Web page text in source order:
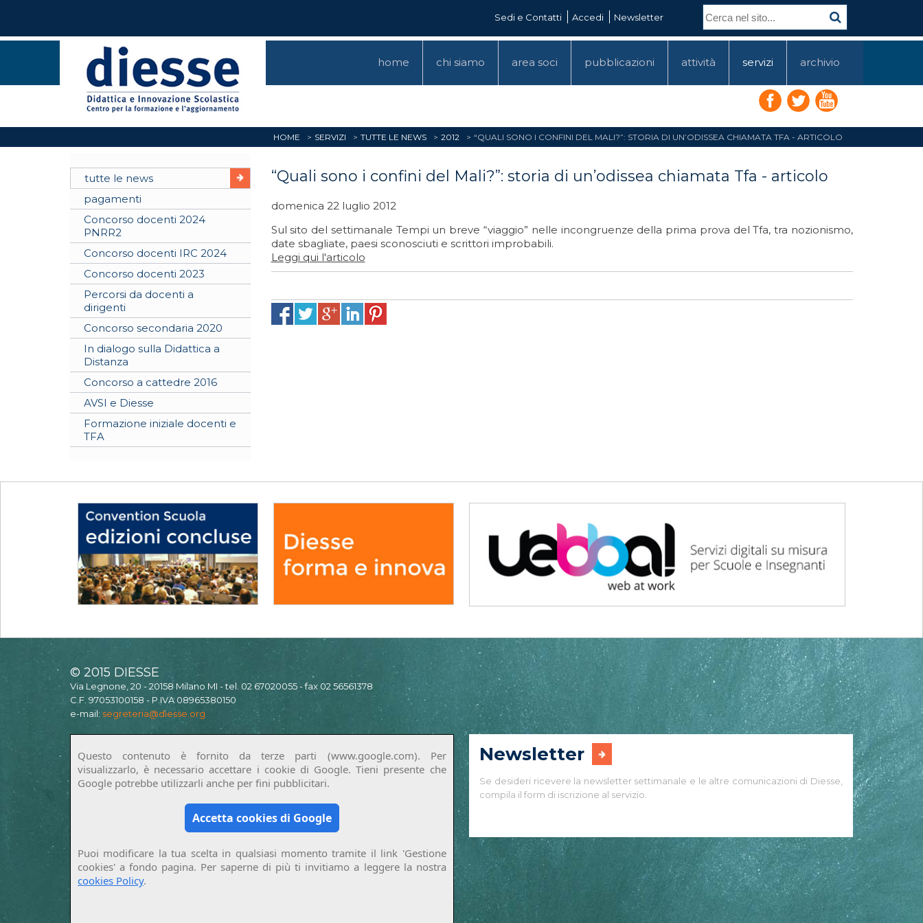
Sedi e Contatti Accedi Newsletter
home chi siamo area soci pubblicazioni attività servizi archivio
HOME SERVIZI TUTTE LE NEWS 2012 “QUALI SONO I CONFINI DEL MALI?”: STORIA DI UN’ODISSEA CHIAMATA TFA - ARTICOLO
tutte le news
pagamenti
Concorso docenti 2024
PNRR2
Concorso docenti IRC 2024
Concorso docenti 2023
Percorsi da docenti a
dirigenti
Concorso secondaria 2020
In dialogo sulla Didattica a
Distanza
Concorso a cattedre 2016
AVSI e Diesse
Formazione iniziale docenti e
TFA
“Quali sono i confini del Mali?”: storia di un’odissea chiamata Tfa - articolo
domenica 22 luglio 2012
Sul sito del settimanale Tempi un breve “viaggio” nelle incongruenze della prima prova del Tfa, tra nozionismo,
date sbagliate, paesi sconosciuti e scrittori improbabili.
Leggi qui l'articolo
© 2015 DIESSE
Via Legnone, 20 - 20158 Milano MI - tel. 02 67020055 - fax 02 56561378
C.F. 97053100158 - P.IVA 08965380150
e-mail: segreteria@diesse.org
Questo contenuto è fornito da terze parti (www.google.com). Per
visualizzarlo, è necessario accettare i cookie di Google. Tieni presente che
Google potrebbe utilizzarli anche per fini pubblicitari.
Accetta cookies di Google
Puoi modificare la tua scelta in qualsiasi momento tramite il link 'Gestione
cookies' a fondo pagina. Per saperne di più ti invitiamo a leggere la nostra
cookies Policy.
Newsletter
Se desideri ricevere la newsletter settimanale e le altre comunicazioni di Diesse,
compila il form di iscrizione al servizio.